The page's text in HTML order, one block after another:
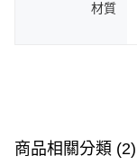
材質
商品相關分類 (2)